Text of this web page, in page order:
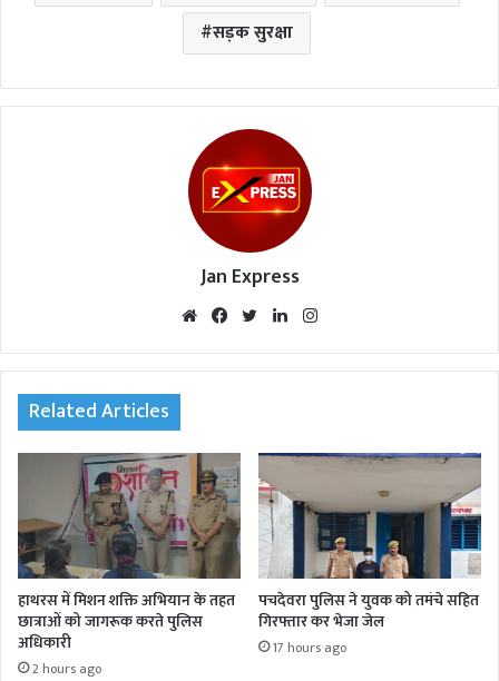
सड़क सुरक्षा
Jan Express
We
te
Fac
oo
Twi
r
Lin
In am
Related Articles
हाथरस में मिशन शक्ति अभियान के तहत
छात्राओं को जागरूक करते पुलिस
अधिकारी
2 hours ago
पचदेवरा पुलिस ने युवक को तमंचे सहित
गिरफ्तार कर भेजा जेल
17 hours ago